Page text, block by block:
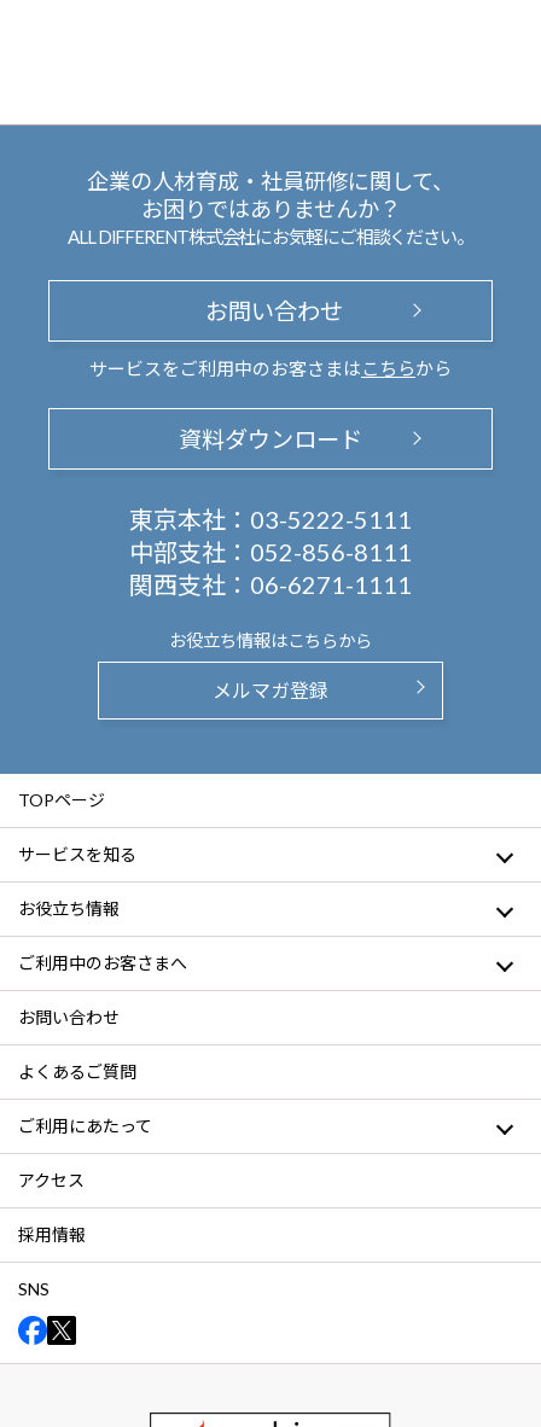
企業の人材育成・社員研修に関して、
お困りではありませんか？
ALL DIFFERENT株式会社にお気軽にご相談ください。
お問い合わせ
サービスをご利用中のお客さまは こちらから
資料ダウンロード
東京本社： 03-5222-5111
中部支社： 052-856-8111
関西支社： 06-6271-1111
お役立ち情報はこちらから
メルマガ登録
TOPページ
サービスを知る
お役立ち情報
ご利用中のお客さまへ
お問い合わせ
よくあるご質問
ご利用にあたって
アクセス
採用情報
SNS